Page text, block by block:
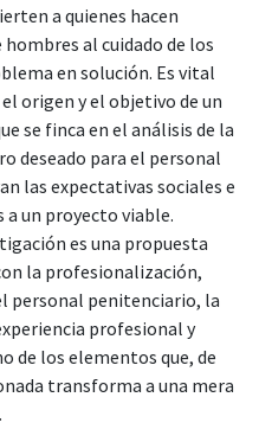
a quienes hacen
al cuidado de los
en solución. Es vital
origen y el objetivo de un
se finca en el análisis de la
deseado para el personal
las expectativas sociales e
un proyecto viable.
es una propuesta
la profesionalización,
personal penitenciario, la
profesional y
de los elementos que, de
transforma a una mera